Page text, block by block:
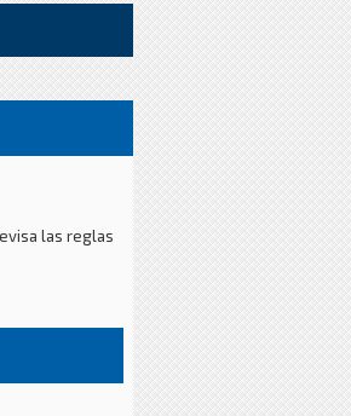
las reglas